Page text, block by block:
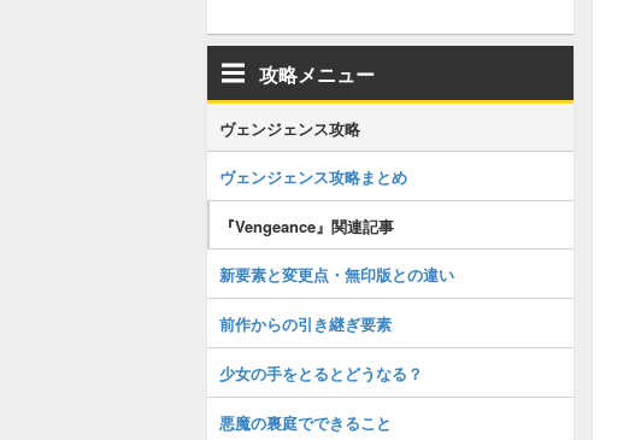
攻略メニュー
ヴェンジェンス攻略
ヴェンジェンス攻略まとめ
『Vengeance』関連記事
新要素と変更点・無印版との違い
前作からの引き継ぎ要素
少女の手をとるとどうなる？
悪魔の裏庭でできること